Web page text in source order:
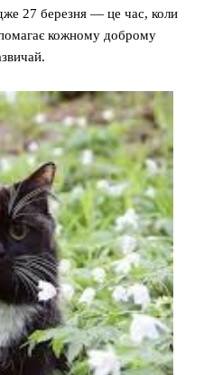
27 березня — це час, коли
кожному доброму